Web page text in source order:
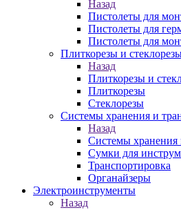
Назад
Пистолеты для
Пистолеты для
Пистолеты для
Плиткорезы и
Назад
Плиткорезы и
Плиткорезы
Стеклорезы
Системы хранения и
Назад
Системы хранения
Сумки для
Транспортировка
Органайзеры
Электроинструменты
Назад